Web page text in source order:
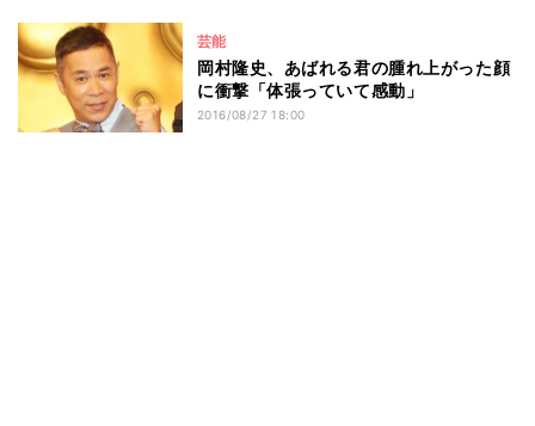
芸能
岡村隆史、あばれる君の腫れ上がった顔
に衝撃「体張っていて感動」
2016/08/27 18:00